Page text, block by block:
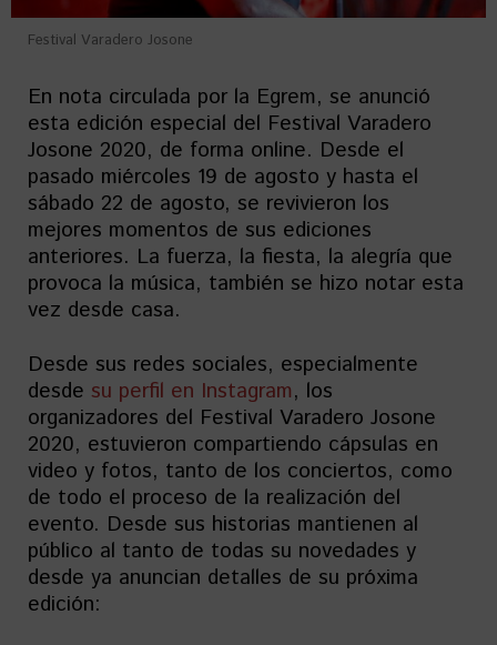
Festival Varadero Josone
En nota circulada por la Egrem, se anunció
esta edición especial del Festival Varadero
Josone 2020, de forma online. Desde el
pasado miércoles 19 de agosto y hasta el
sábado 22 de agosto, se revivieron los
mejores momentos de sus ediciones
anteriores. La fuerza, la fiesta, la alegría que
provoca la música, también se hizo notar esta
vez desde casa.
Desde sus redes sociales, especialmente
desde su perfil en Instagram, los
organizadores del Festival Varadero Josone
2020, estuvieron compartiendo cápsulas en
video y fotos, tanto de los conciertos, como
de todo el proceso de la realización del
evento. Desde sus historias mantienen al
público al tanto de todas su novedades y
desde ya anuncian detalles de su próxima
edición: